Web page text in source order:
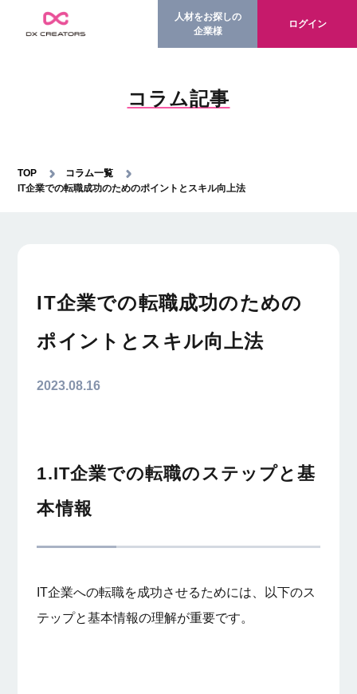
人材をお探しの
企業様
ログイン
コラム記事
TOP
コラム一覧
IT企業での転職成功のためのポイントとスキル向上法
IT企業での転職成功のための
ポイントとスキル向上法
2023.08.16
1.IT企業での転職のステップと基
本情報
IT企業への転職を成功させるためには、以下のス
テップと基本情報の理解が重要です。